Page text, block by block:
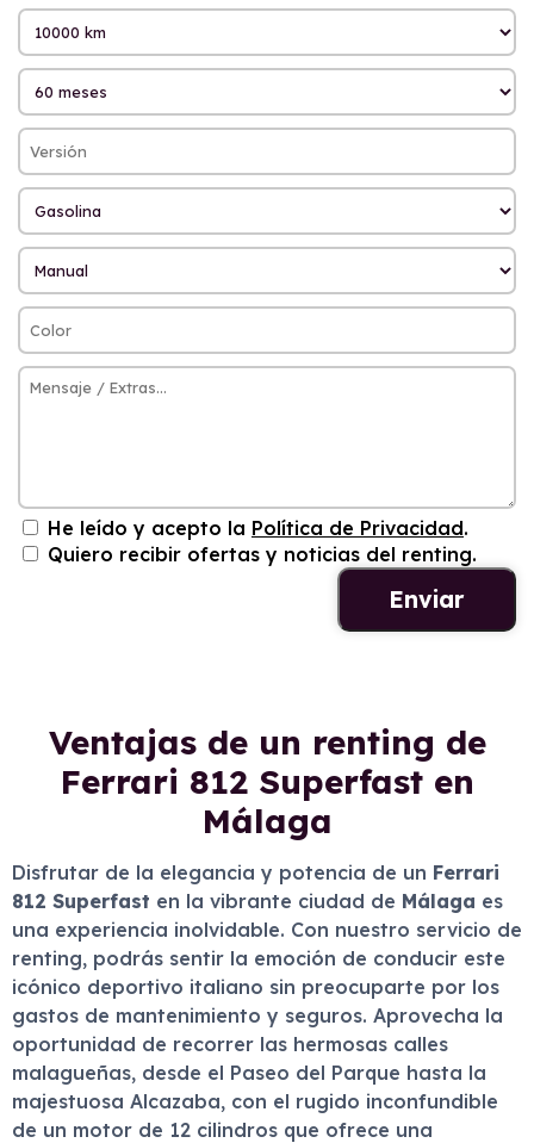
He leído y acepto la Política de Privacidad.
Quiero recibir ofertas y noticias del renting.
Ventajas de un renting de
Ferrari 812 Superfast en
Málaga
Disfrutar de la elegancia y potencia de un Ferrari
812 Superfast en la vibrante ciudad de Málaga es
una experiencia inolvidable. Con nuestro servicio de
renting, podrás sentir la emoción de conducir este
icónico deportivo italiano sin preocuparte por los
gastos de mantenimiento y seguros. Aprovecha la
oportunidad de recorrer las hermosas calles
malagueñas, desde el Paseo del Parque hasta la
majestuosa Alcazaba, con el rugido inconfundible
de un motor de 12 cilindros que ofrece una